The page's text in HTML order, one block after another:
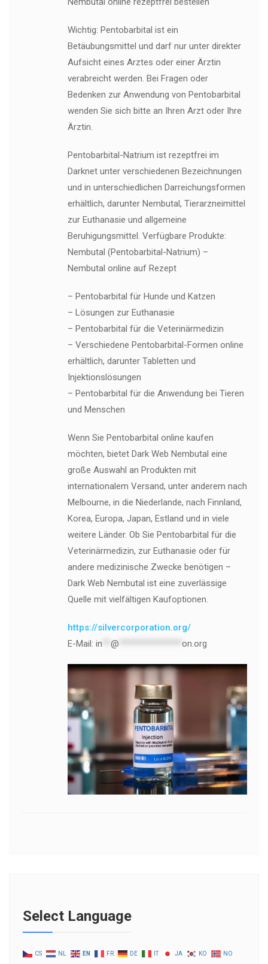
Wichtig: Pentobarbital ist ein
Betäubungsmittel und darf nur unter direkter
Aufsicht eines Arztes oder einer Ärztin
verabreicht werden. Bei Fragen oder
Bedenken zur Anwendung von Pentobarbital
wenden Sie sich bitte an Ihren Arzt oder Ihre
Ärztin.
Pentobarbital-Natrium ist rezeptfrei im
Darknet unter verschiedenen Bezeichnungen
und in unterschiedlichen Darreichungsformen
erhältlich, darunter Nembutal, Tierarzneimittel
zur Euthanasie und allgemeine
Beruhigungsmittel. Verfügbare Produkte:
Nembutal (Pentobarbital-Natrium) –
Nembutal online auf Rezept
– Pentobarbital für Hunde und Katzen
– Lösungen zur Euthanasie
– Pentobarbital für die Veterinärmedizin
– Verschiedene Pentobarbital-Formen online
erhältlich, darunter Tabletten und
Injektionslösungen
– Pentobarbital für die Anwendung bei Tieren
und Menschen
Wenn Sie Pentobarbital online kaufen
möchten, bietet Dark Web Nembutal eine
große Auswahl an Produkten mit
internationalem Versand, unter anderem nach
Melbourne, in die Niederlande, nach Finnland,
Korea, Europa, Japan, Estland und in viele
weitere Länder. Ob Sie Pentobarbital für die
Veterinärmedizin, zur Euthanasie oder für
andere medizinische Zwecke benötigen –
Dark Web Nembutal ist eine zuverlässige
Quelle mit vielfältigen Kaufoptionen.
https://silvercorporation.org/
E-Mail: in @ on.org
Select Language
CS NL EN FR DE IT JA KO NO